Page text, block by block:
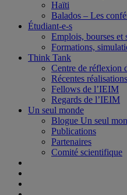
Haïti
Balados – Les
Étudiant-e-s
Emplois, bourses et
Formations,
Think Tank
Centre de réflexion
Récentes réalisations
Fellows de l’IEIM
Regards de l’IEIM
Un seul monde
Blogue Un seul
Publications
Partenaires
Comité scientifique